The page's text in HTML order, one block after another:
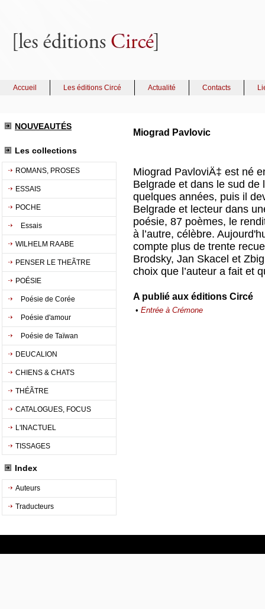
Accueil Les éditions Circé Actualité Contacts
NOUVEAUTÉS
Les collections
ROMANS, PROSES
ESSAIS
POCHE
Essais
WILHELM RAABE
PENSER LE THEÃTRE
POÉSIE
Poésie de Corée
Poésie d'amour
Poésie de Taïwan
DEUCALION
CHIENS & CHATS
THÉÃTRE
CATALOGUES, FOCUS
L'INACTUEL
TISSAGES
Index
Auteurs
Traducteurs
Miograd Pavlovic
Miograd PavloviÄ‡ est né
Belgrade et dans le sud de
quelques années, puis il
Belgrade et lecteur dans
poésie, 87 poèmes, le
à l’autre, célèbre.
compte plus de trente
Brodsky, Jan Skacel et
choix que l’auteur a fait et
A publié aux éditions Circé
• Entrée à Crémone